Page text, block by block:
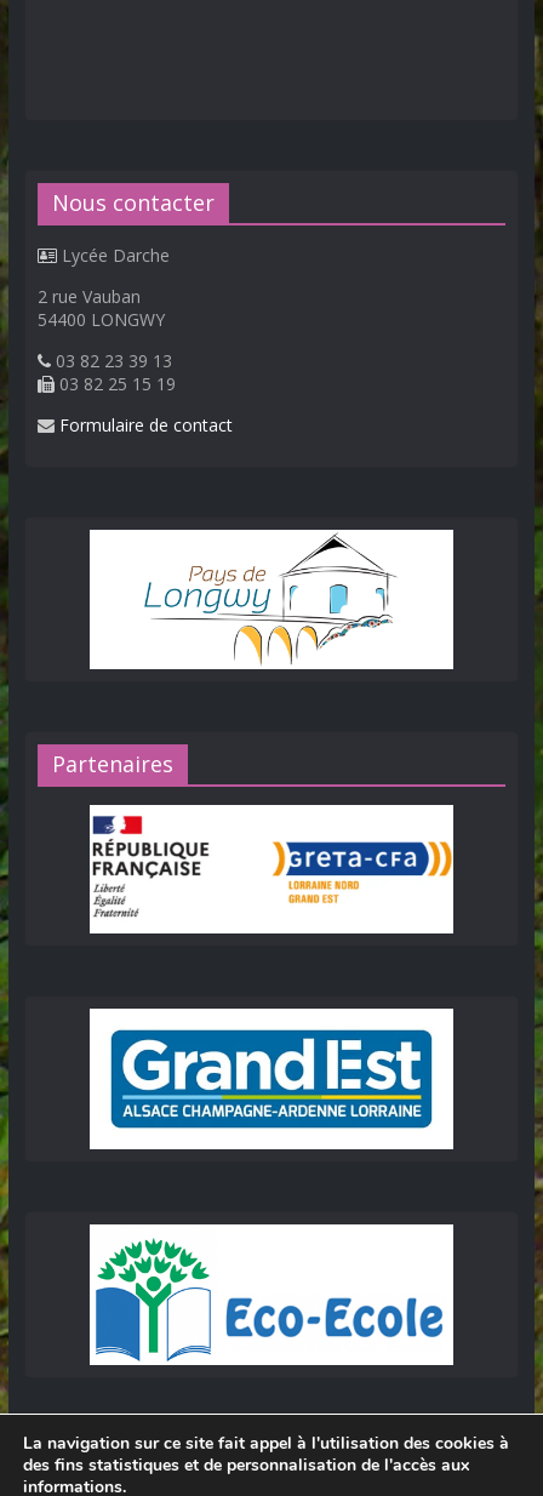
Nous contacter
Lycée Darche
2 rue Vauban
54400 LONGWY
03 82 23 39 13
03 82 25 15 19
Formulaire de contact
Partenaires
La navigation sur ce site fait appel à l'utilisation des cookies à
des fins statistiques et de personnalisation de l'accès aux
informations.